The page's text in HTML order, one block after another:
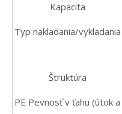
Kapacita
Typ nakladania/vykladania
Štruktúra
PE Pevnosť v ťahu (útok a